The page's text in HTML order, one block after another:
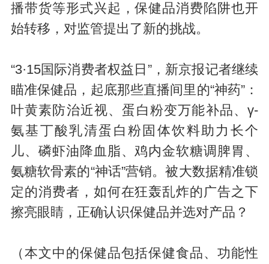
播带货等形式兴起，保健品消费陷阱也开
始转移，对监管提出了新的挑战。
“3·15国际消费者权益日”，新京报记者继续
瞄准保健品，起底那些直播间里的“神药”：
叶黄素防治近视、蛋白粉变万能补品、γ-
氨基丁酸乳清蛋白粉固体饮料助力长个
儿、磷虾油降血脂、鸡内金软糖调脾胃、
氨糖软骨素的“神话”营销。被大数据精准锁
定的消费者，如何在狂轰乱炸的广告之下
擦亮眼睛，正确认识保健品并选对产品？
（本文中的保健品包括保健食品、功能性